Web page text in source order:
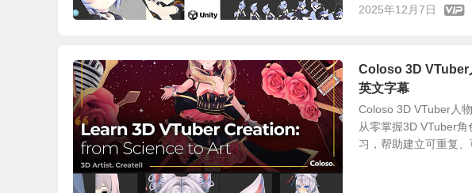
2025年12月7日
Coloso 3D VTuber
英文字幕
Coloso 3D VTuber人
从零掌握3D VTuber
习，帮助建立可重复、